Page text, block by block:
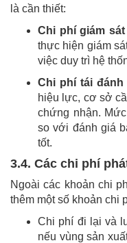
là cần thiết:
Chi phí giám
thực hiện giám
việc duy trì hệ
Chi phí tái đánh
hiệu lực, cơ sở
chứng nhận.
so với đánh giá
tốt.
3.4. Các chi phí
Ngoài các khoản chi
thêm một số khoản chi
Chi phí đi lại và
nếu vùng sản